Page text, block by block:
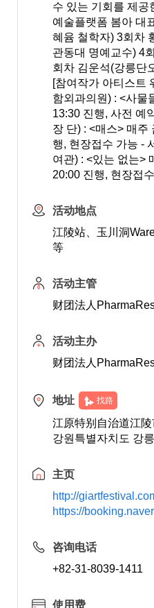
수 있는 기회를 제공
예술플랫폼 봄아 대
혜윰 철학자) 3회차
관동대 명예교수) 4
회차 김운석(강릉단
[참여작가 아티스트
함외과의원) : <사물
13:30 진행, 사전 예
장 단) : <매스> 매주
행, 현장접수 가능 -
여관) : <있는 없는>
20:00 진행, 현장접
活动地点
江陵站、玉川洞
等
活动主管
财团法人
活动主办
财团法人
地址 找路
江原特别自治道江
강원특별자치도 강
主页
http://
https://
咨询电话
+82-31-8039-1411
使用费